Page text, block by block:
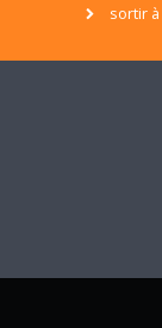
sortir à